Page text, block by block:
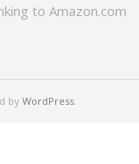
to Amazon.com
by WordPress